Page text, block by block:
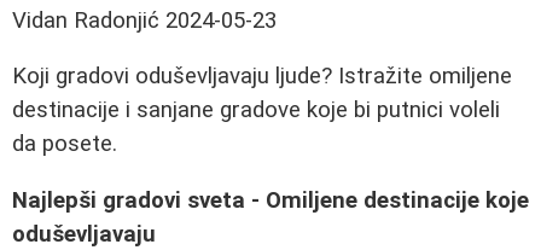
Vidan Radonjić 2024-05-23
Koji gradovi oduševljavaju ljude? Istražite omiljene
destinacije i sanjane gradove koje bi putnici voleli
da posete.
Najlepši gradovi sveta - Omiljene destinacije koje
oduševljavaju